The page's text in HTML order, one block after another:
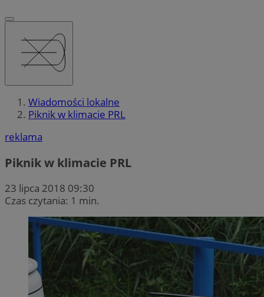
Wiadomości lokalne
Piknik w klimacie PRL
reklama
Piknik w klimacie PRL
23 lipca 2018 09:30
Czas czytania: 1 min.